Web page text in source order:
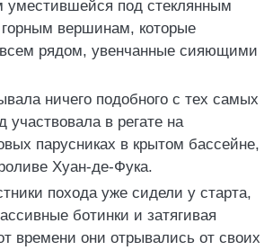
уместившейся под стеклянным
вершинам, которые
рядом, увенчанные сияющими
ничего подобного с тех самых
участвовала в регате на
парусниках в крытом бассейне,
Хуан-де-Фука.
похода уже сидели у старта,
ботинки и затягивая
времени они отрывались от своих